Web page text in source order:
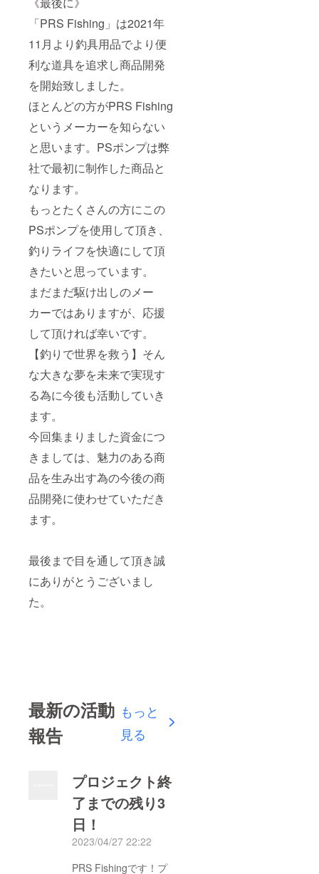
「PRS Fishing」は2021年
11月より釣具用品でより便
利な道具を追求し商品開発
を開始致しました。
ほとんどの方がPRS Fishing
というメーカーを知らない
と思います。PSポンプは弊
社で最初に制作した商品と
なります。
もっとたくさんの方にこの
PSポンプを使用して頂き、
釣りライフを快適にして頂
きたいと思っています。
まだまだ駆け出しのメー
カーではありますが、応援
して頂ければ幸いです。
【釣りで世界を救う】そん
な大きな夢を未来で実現す
る為に今後も活動していき
ます。
今回集まりました資金につ
きましては、魅力のある商
品を生み出す為の今後の商
品開発に使わせていただき
ます。
最後まで目を通して頂き誠
にありがとうございまし
た。
最新の活動
報告
もっと
見る
プロジェクト終
了までの残り3
日！
2023/04/27 22:22
PRS Fishingです！プ